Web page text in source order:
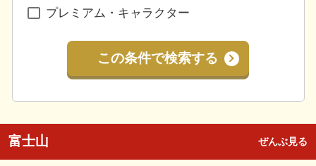
プレミアム・キャラクター
この条件で検索する
富士山 ぜんぶ見る